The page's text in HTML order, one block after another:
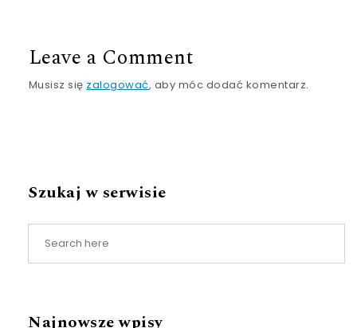
Leave a Comment
Musisz się zalogować, aby móc dodać komentarz.
Szukaj w serwisie
Najnowsze wpisy